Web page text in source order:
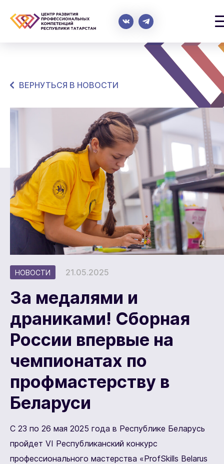
ВЕРНУТЬСЯ В НОВОСТИ
НОВОСТИ 21.05.2025
За медалями и
драниками! Сборная
России впервые на
чемпионатах по
профмастерству в
Беларуси
С 23 по 26 мая 2025 года в Республике Беларусь
пройдет VI Республиканский конкурс
профессионального мастерства «ProfSkills Belarus